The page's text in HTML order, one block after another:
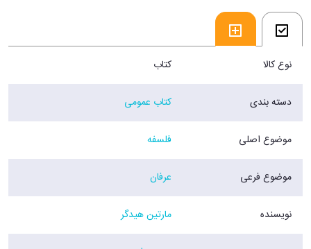
آن پس، او در پیشگاه این روشنایی بهوشتر نیست، چرا که عادت او آن بوده که
این روشنایی، خود بازگردد.
فروشگاه اینترنتی 30بوک
نوع کالا کتاب
دسته بندی کتاب عمومی
موضوع اصلی فلسفه
موضوع فرعی عرفان
نویسنده مارتین هیدگر